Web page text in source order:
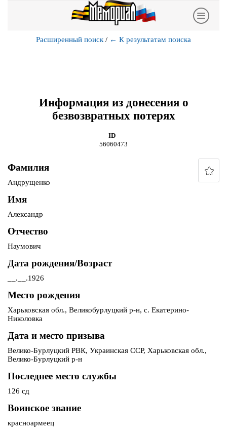
Расширенный поиск / ← К результатам поиска
Информация из донесения о
безвозвратных потерях
ID
56060473
Фамилия
Андрущенко
Имя
Александр
Отчество
Наумович
Дата рождения/Возраст
__.__.1926
Место рождения
Харьковская обл., Великобурлуцкий р-н, с. Екатерино-
Николовка
Дата и место призыва
Велико-Бурлуцкий РВК, Украинская ССР, Харьковская обл.,
Велико-Бурлуцкий р-н
Последнее место службы
126 сд
Воинское звание
красноармеец